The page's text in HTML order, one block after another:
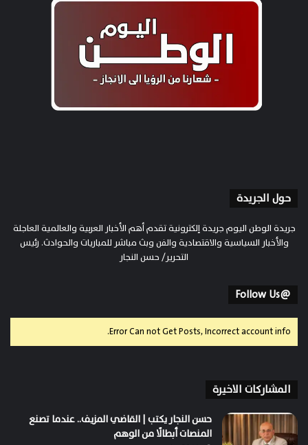
حول الجريدة
جريدة الوطن اليوم جريدة إلكترونية تقدم أهم الأخبار العربية والعالمية العاجلة
والأخبار السياسية والاقتصادية والفن وبث مباشر للمباريات والحوادث. رئيس
التحرير/ حسن النجار
@Follow Us
Error Can not Get Posts, Incorrect account info.
المشاركات الاخيرة
حسن النجار يكتب | القاضي المزيف.. عندما تصنع
المنصات أبطالًا من الوهم